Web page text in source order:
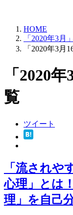
HOME
「2020年3月
「2020年3月
「2020
覧
ツイート
「流されや
心理」とは
理」を自己